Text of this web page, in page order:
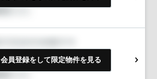
会員登録をして限定物件を見る